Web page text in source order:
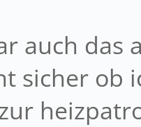
auch
sicher ob